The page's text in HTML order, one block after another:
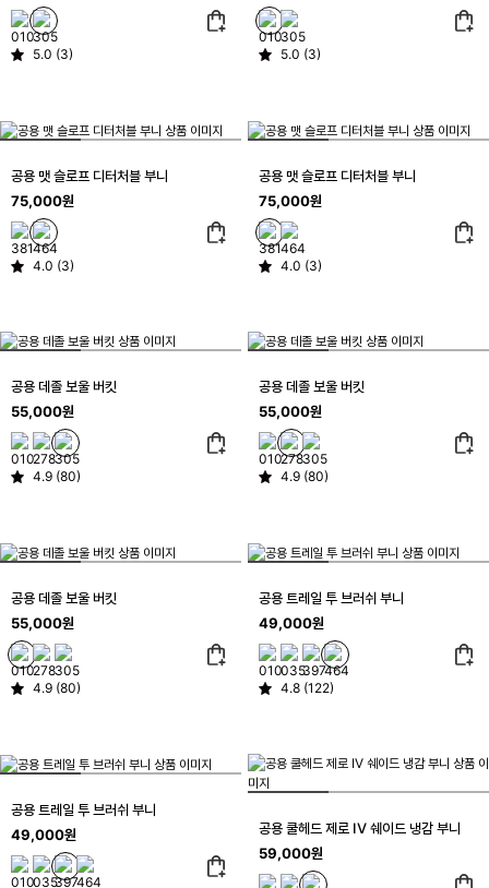
5.0 (3) 5.0 (3)
공용 맷 슬로프 디터처블 부니
75,000원
4.0 (3)
공용 맷 슬로프 디터처블 부니
75,000원
4.0 (3)
공용 데졸 보울 버킷
55,000원
4.9 (80)
공용 데졸 보울 버킷
55,000원
4.9 (80)
공용 데졸 보울 버킷
55,000원
4.9 (80)
공용 트레일 투 브러쉬 부니
49,000원
4.8 (122)
공용 트레일 투 브러쉬 부니
49,000원
공용 쿨헤드 제로 IV 쉐이드 냉감 부니
59,000원